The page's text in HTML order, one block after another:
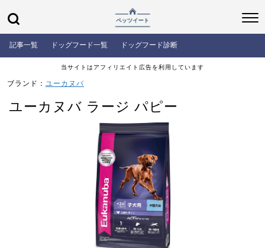
記事一覧 ドッグフード一覧 ドッグフード診断
当サイトはアフィリエイト広告を利用しています
ブランド： ユーカヌバ
ユーカヌバ ラージ パピー